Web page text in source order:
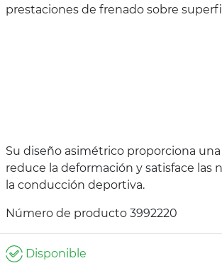
prestaciones de frenado sobre
Su diseño asimétrico proporciona
reduce la deformación y satisface las
la conducción deportiva.
Número de producto 3992220
Disponible